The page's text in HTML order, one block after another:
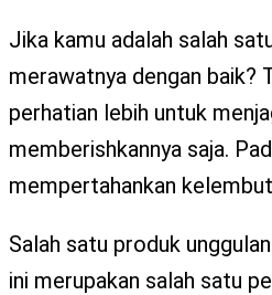
Jika kamu adalah salah
merawatnya dengan baik?
perhatian lebih untuk
memberishkannya saja.
mempertahankan
Salah satu produk
ini merupakan salah satu